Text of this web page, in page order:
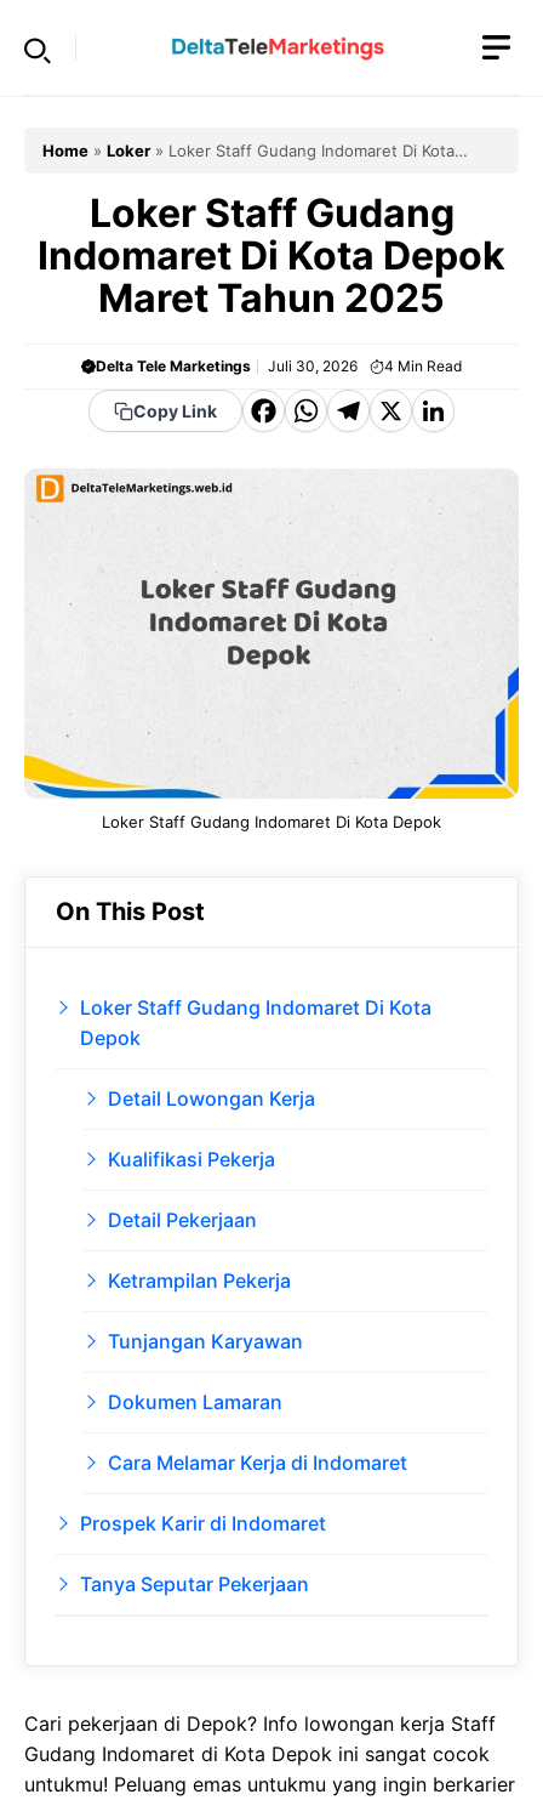
Home » Loker » Loker Staff Gudang Indomaret Di Kota
Loker Staff Gudang
Indomaret Di Kota Depok
Maret Tahun 2025
Delta Tele Marketings Juli 30, 2026 4 Min Read
Copy Link
F
e
b
o
o
k
W
a
t
s
A
p
T
g
r
a
m
X Li
k
e
Loker Staff Gudang Indomaret Di Kota Depok
On This Post
Loker Staff Gudang Indomaret Di Kota
Depok
Detail Lowongan Kerja
Kualifikasi Pekerja
Detail Pekerjaan
Ketrampilan Pekerja
Tunjangan Karyawan
Dokumen Lamaran
Cara Melamar Kerja di Indomaret
Prospek Karir di Indomaret
Tanya Seputar Pekerjaan
Cari pekerjaan di Depok? Info lowongan kerja Staff
Gudang Indomaret di Kota Depok ini sangat cocok
untukmu! Peluang emas untukmu yang ingin berkarier